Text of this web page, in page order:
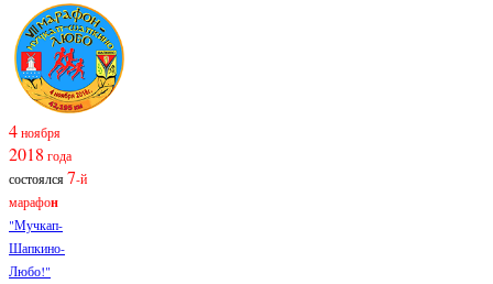
4ноября
2018 года
состоялся7-й
марафон
"Мучкап-
Шапкино-
Любо!"